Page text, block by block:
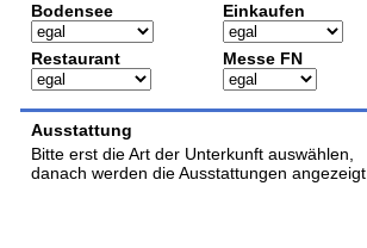
Bodensee Einkaufen
Restaurant Messe FN
Ausstattung
Bitte erst die Art der Unterkunft auswählen,
danach werden die Ausstattungen angezeigt.